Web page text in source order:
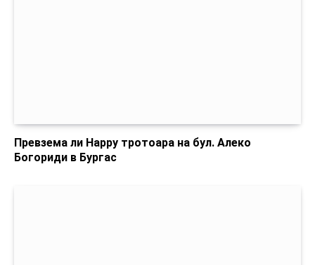
Превзема ли Happy тротоара на бул. Алеко
Богориди в Бургас